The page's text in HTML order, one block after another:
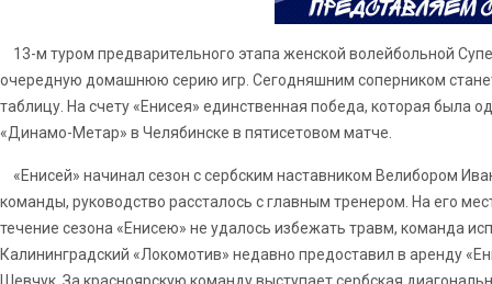
13-м туром предварительного этапа женской волейбольной
очередную домашнюю серию игр. Сегодняшним соперником
таблицу. На счету «Енисея» единственная победа, которая была
«Динамо-Метар» в Челябинске в пятисетовом матче.
«Енисей» начинал сезон с сербским наставником Велибором
команды, руководство рассталось с главным тренером. На его
течение сезона «Енисею» не удалось избежать травм, команда
Калининградский «Локомотив» недавно предоставил в аренду